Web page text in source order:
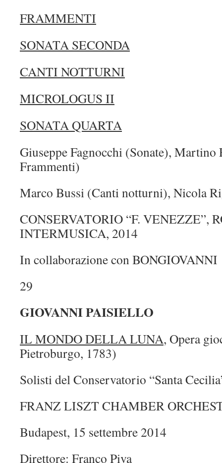
FRAMMENTI
SONATA SECONDA
CANTI NOTTURNI
MICROLOGUS II
SONATA QUARTA
Giuseppe Fagnocchi (Sonate),
Frammenti)
Marco Bussi (Canti notturni), Nicola
CONSERVATORIO “F. VENEZZE”,
INTERMUSICA, 2014
In collaborazione con
29
GIOVANNI PAISIELLO
IL MONDO DELLA LUNA, Opera
Pietroburgo, 1783)
Solisti del Conservatorio “Santa
FRANZ LISZT CHAMBER
Budapest, 15 settembre 2014
Direttore: Franco Piva